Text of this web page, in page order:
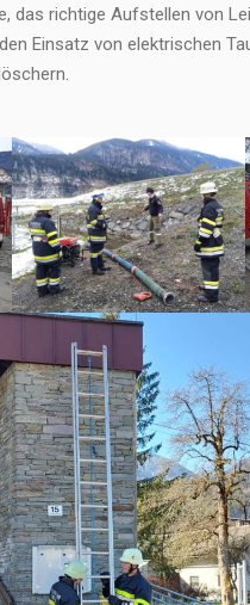
das richtige Aufstellen von
Einsatz von elektrischen